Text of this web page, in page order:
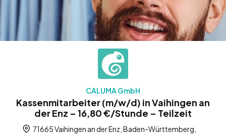
CALUMA GmbH
Kassenmitarbeiter (m/w/d) in Vaihingen an
der Enz – 16,80 €/Stunde – Teilzeit
71665 Vaihingen an der Enz, Baden-Württemberg,